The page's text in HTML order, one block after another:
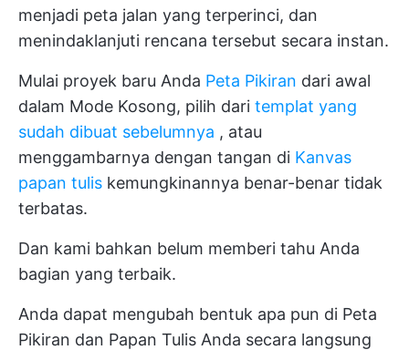
menjadi peta jalan yang terperinci, dan
menindaklanjuti rencana tersebut secara instan.
Mulai proyek baru Anda Peta Pikiran dari awal
dalam Mode Kosong, pilih dari templat yang
sudah dibuat sebelumnya , atau
menggambarnya dengan tangan di Kanvas
papan tulis kemungkinannya benar-benar tidak
terbatas.
Dan kami bahkan belum memberi tahu Anda
bagian yang terbaik.
Anda dapat mengubah bentuk apa pun di Peta
Pikiran dan Papan Tulis Anda secara langsung